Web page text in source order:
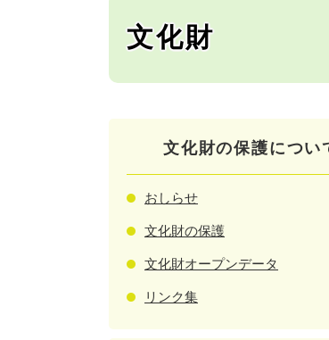
文化財
文化財の保護につい
おしらせ
文化財の保護
文化財オープンデータ
リンク集